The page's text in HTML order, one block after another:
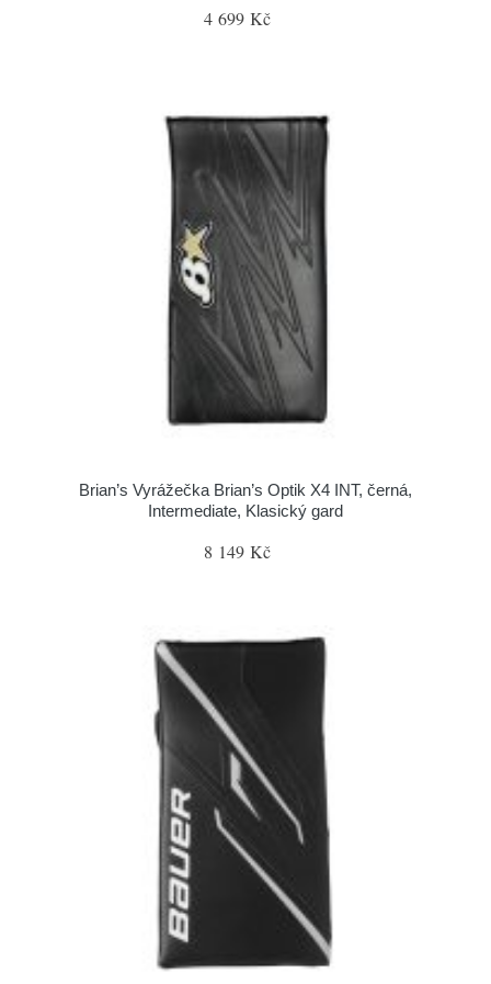
4 699 Kč
Brian’s Vyrážečka Brian’s Optik X4 INT, černá,
Intermediate, Klasický gard
8 149 Kč